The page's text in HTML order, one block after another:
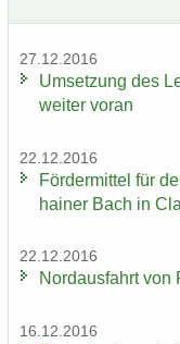
27.12.2016
Um­set­zung des
wei­ter voran
22.12.2016
För­der­mit­tel für
hai­ner Bach in
22.12.2016
Nord­aus­fahrt von
16.12.2016